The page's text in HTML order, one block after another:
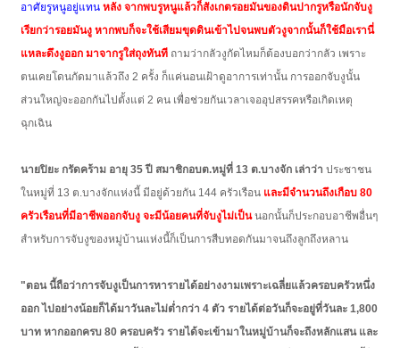
อาศัยรูหนูอยู่แทน หลัง จากพบรูหนูแล้วก็สังเกตรอยมันของดินปากรูหรือนักจับงู
เรียกว่ารอยมันงู หากพบก็จะใช้เสียมขุดดินเข้าไปจนพบตัวงูจากนั้นก็ใช้มือเรานี่
แหละดึงงูออก มาจากรูใส่ถุงทันที ถามว่ากลัวงูกัดไหมก็ต้องบอกว่ากลัว เพราะ
ตนเคยโดนกัดมาแล้วถึง 2 ครั้ง ก็แค่นอนเฝ้าดูอาการเท่านั้น การออกจับงูนั้น
ส่วนใหญ่จะออกกันไปตั้งแต่ 2 คน เพื่อช่วยกันเวลาเจออุปสรรคหรือเกิดเหตุ
ฉุกเฉิน
นายปิยะ กรัดคร้าม อายุ 35 ปี สมาชิกอบต.หมู่ที่ 13 ต.บางจัก เล่าว่า ประชาชน
ในหมู่ที่ 13 ต.บางจักแห่งนี้ มีอยู่ด้วยกัน 144 ครัวเรือน และมีจำนวนถึงเกือบ 80
ครัวเรือนที่มีอาชีพออกจับงู จะมีน้อยคนที่จับงูไม่เป็นนอกนั้นก็ประกอบอาชีพอื่นๆ
สำหรับการจับงูของหมู่บ้านแห่งนี้ก็เป็นการสืบทอดกันมาจนถึงลูกถึงหลาน
"ตอน นี้ถือว่าการจับงูเป็นการหารายได้อย่างงามเพราะเฉลี่ยแล้วครอบครัวหนึ่ง
ออก ไปอย่างน้อยก็ได้มาวันละไม่ต่ำกว่า 4 ตัว รายได้ต่อวันก็จะอยู่ที่วันละ 1,800
บาท หากออกครบ 80 ครอบครัว รายได้จะเข้ามาในหมู่บ้านก็จะถึงหลักแสน และ